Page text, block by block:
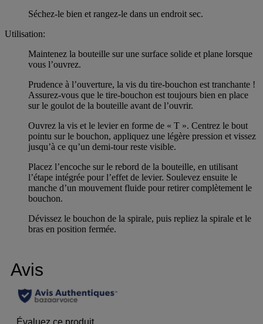
Séchez-le bien et rangez-le dans un endroit sec.
Utilisation:
Maintenez la bouteille sur une surface solide et plane lorsque
vous l’ouvrez.
Prudence à l’ouverture, la vis du tire-bouchon est tranchante !
Assurez-vous que le tire-bouchon est toujours bien en place
sur le goulot de la bouteille avant de l’ouvrir.
Ouvrez la vis et le levier en forme de « T ». Centrez le bout
pointu sur le bouchon, appliquez une légère pression et vissez
jusqu’à ce qu’un demi-tour reste visible.
Placez l’encoche sur le rebord de la bouteille, en utilisant
l’étape intégrée pour l’effet de levier. Soulevez ensuite le
manche d’un mouvement fluide pour retirer complètement le
bouchon.
Dévissez le bouchon de la spirale, puis repliez la spirale et le
bras en position fermée.